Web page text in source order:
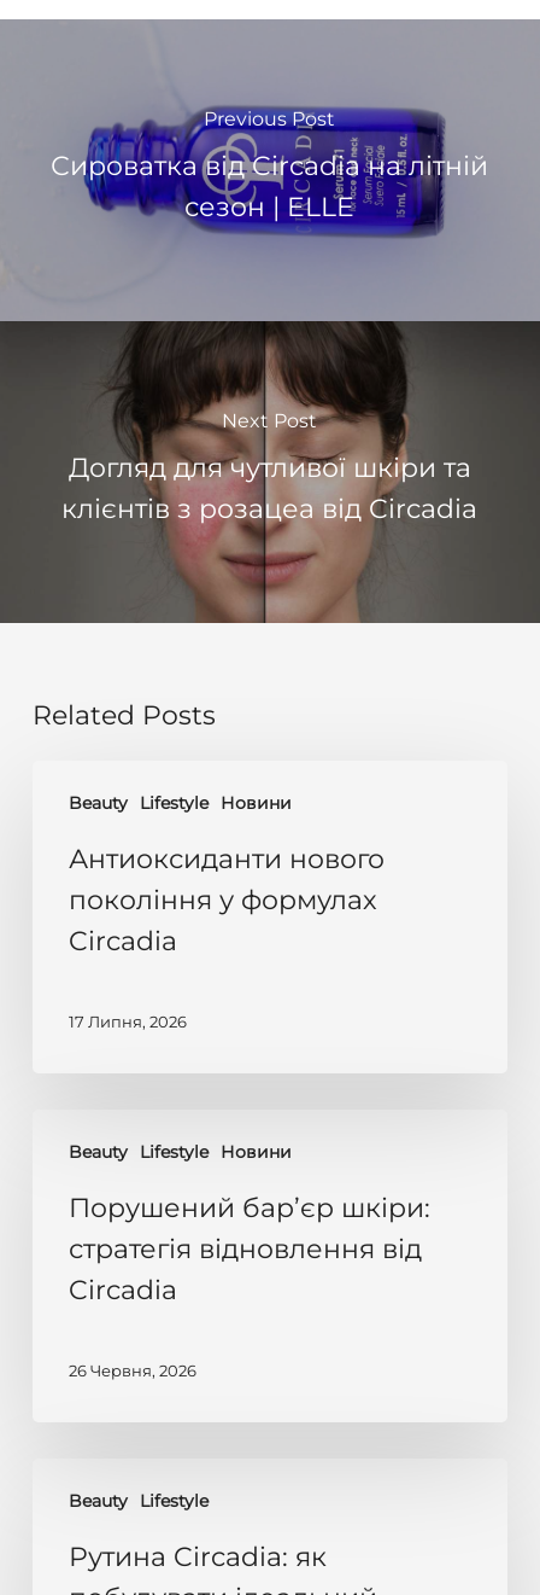
Previous Post
Сироваткa від Circadia на літній
сезон | ELLE
Next Post
Догляд для чутливої шкіри та
клієнтів з розацеа від Circadia
Related Posts
Beauty Lifestyle Новини
нового
покоління
Circadia
Антиоксиданти нового
покоління у формулах
Circadia
17 Липня, 2026
Beauty Lifestyle Новини
бар’єр
шкіри:
відновлення
Порушений бар’єр шкіри:
стратегія відновлення від
Circadia
26 Червня, 2026
Beauty Lifestyle
Circadia:
Рутина Circadia: як